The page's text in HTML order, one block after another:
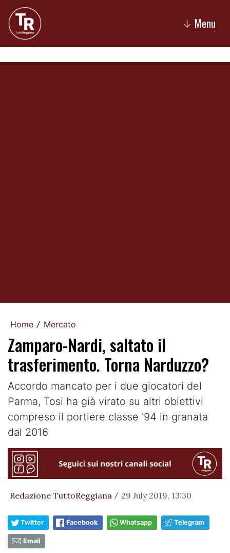
↓ Menu
Home / Mercato
Zamparo-Nardi, saltato il
trasferimento. Torna Narduzzo?
Accordo mancato per i due giocatori del
Parma, Tosi ha già virato su altri obiettivi
compreso il portiere classe '94 in granata
dal 2016
Redazione TuttoReggiana / 29 July 2019, 13:30
Twitter Facebook Whatsapp Telegram
Email